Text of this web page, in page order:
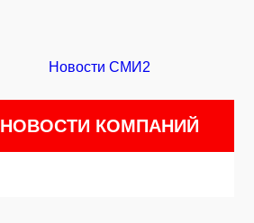
Новости СМИ2
НОВОСТИ КОМПАНИЙ